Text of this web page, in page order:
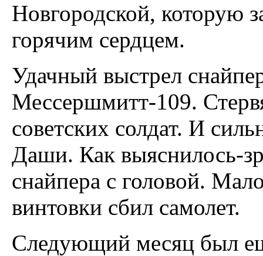
Новгородской, которую
горячим сердцем.
Удачный выстрел
Мессершмитт-109.
советских солдат. И
Даши. Как выяснилось-
снайпера с головой.
винтовки сбил самолет.
Следующий месяц был